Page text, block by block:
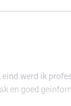
werd ik
en goed